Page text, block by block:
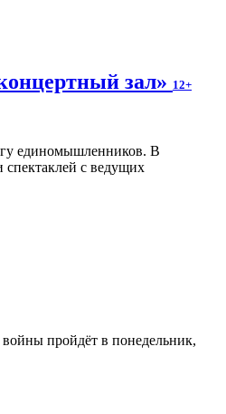
зал» 12+
единомышленников. В
с ведущих
пройдёт в понедельник,